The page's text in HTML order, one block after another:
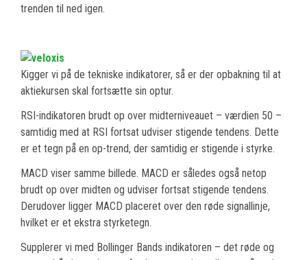
trenden til ned igen.
Kigger vi på de tekniske indikatorer, så er der opbakning til at
aktiekursen skal fortsætte sin optur.
RSI-indikatoren brudt op over midterniveauet – værdien 50 –
samtidig med at RSI fortsat udviser stigende tendens. Dette
er et tegn på en op-trend, der samtidig er stigende i styrke.
MACD viser samme billede. MACD er således også netop
brudt op over midten og udviser fortsat stigende tendens.
Derudover ligger MACD placeret over den røde signallinje,
hvilket er et ekstra styrketegn.
Supplerer vi med Bollinger Bands indikatoren – det røde og